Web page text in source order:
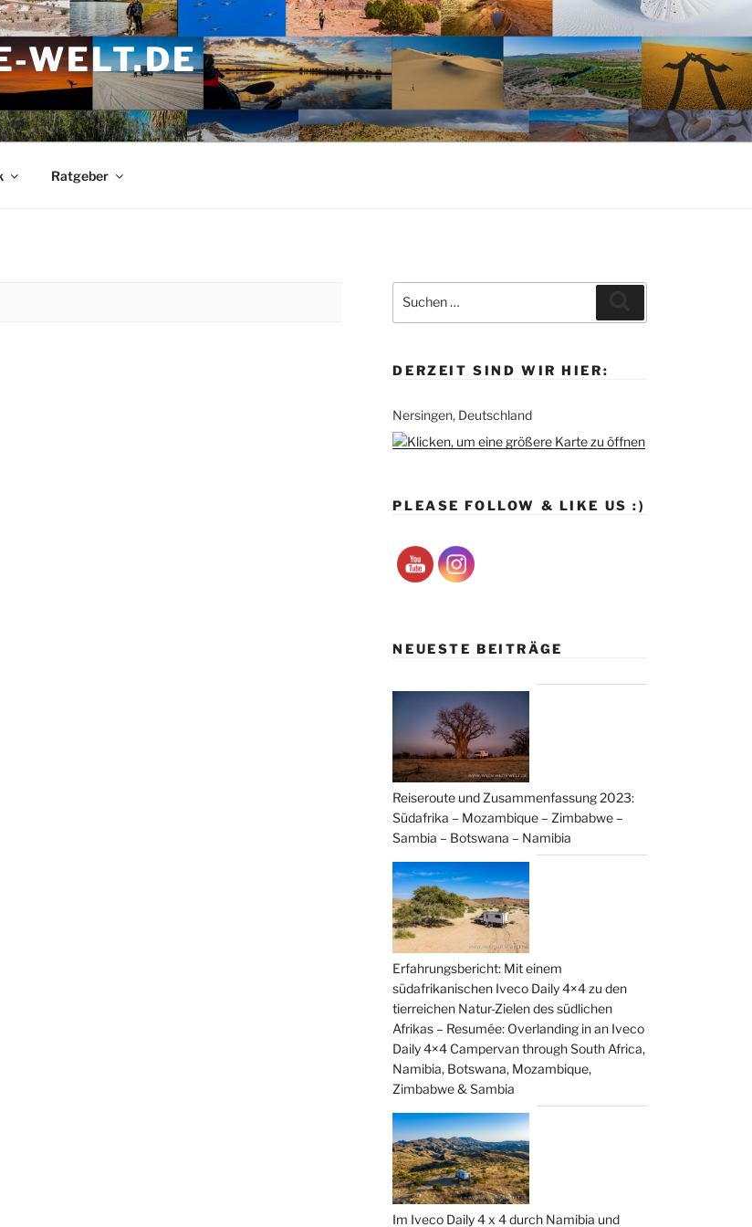
WELT.DE
Ratgeber
nach:
DERZEIT SIND WIR HIER:
Nersingen, Deutschland
PLEASE FOLLOW & LIKE US :)
NEUESTE BEITRÄGE
Reiseroute und Zusammenfassung 2023:
Südafrika – Mozambique – Zimbabwe –
Sambia – Botswana – Namibia
Erfahrungsbericht: Mit einem
südafrikanischen Iveco Daily 4×4 zu den
tierreichen Natur-Zielen des südlichen
Afrikas – Resumée: Overlanding in an Iveco
Daily 4×4 Campervan through South Africa,
Namibia, Botswana, Mozambique,
Zimbabwe & Sambia
Im Iveco Daily 4 x 4 durch Namibia und